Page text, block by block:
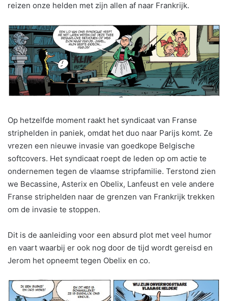
reizen onze helden met zijn allen af naar Frankrijk.
Op hetzelfde moment raakt het syndicaat van Franse
striphelden in paniek, omdat het duo naar Parijs komt. Ze
vrezen een nieuwe invasie van goedkope Belgische
softcovers. Het syndicaat roept de leden op om actie te
ondernemen tegen de vlaamse stripfamilie. Terstond zien
we Becassine, Asterix en Obelix, Lanfeust en vele andere
Franse striphelden naar de grenzen van Frankrijk trekken
om de invasie te stoppen.
Dit is de aanleiding voor een absurd plot met veel humor
en vaart waarbij er ook nog door de tijd wordt gereisd en
Jerom het opneemt tegen Obelix en co.